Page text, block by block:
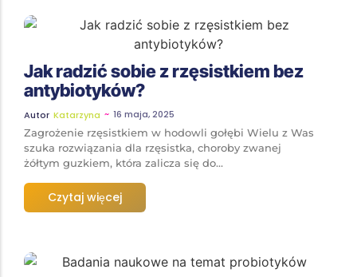
Jak radzić sobie z rzęsistkiem bez
antybiotyków?
Autor Katarzyna ~ 16 maja, 2025
Zagrożenie rzęsistkiem w hodowli gołębi Wielu z Was
szuka rozwiązania dla rzęsistka, choroby zwanej
żółtym guzkiem, która zalicza się do...
Czytaj więcej